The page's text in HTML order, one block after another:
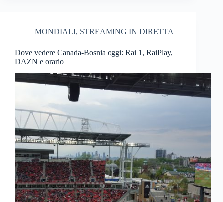
MONDIALI, STREAMING IN DIRETTA
Dove vedere Canada-Bosnia oggi: Rai 1, RaiPlay,
DAZN e orario